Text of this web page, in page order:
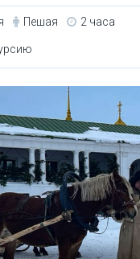
Пешая 2 часа